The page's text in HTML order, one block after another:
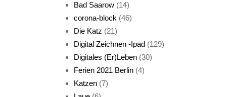
Live-Cat
Bad Saarow(14)
corona-block (46)
Die Katz (21)
Digital Zeichnen -Ipad(129)
Digitales (Er)Leben(30)
Ferien 2021 Berlin(4)
Katzen(7)